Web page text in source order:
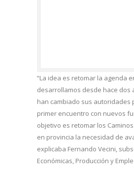
“La idea es retomar la agenda
desarrollamos desde hace dos
han cambiado sus autoridades
primer encuentro con nuevos
objetivo es retomar los
en provincia la necesidad de
explicaba Fernando Vecini,
Económicas, Producción y